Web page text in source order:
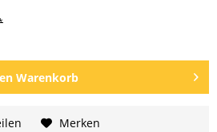
Warenkorb
Merken